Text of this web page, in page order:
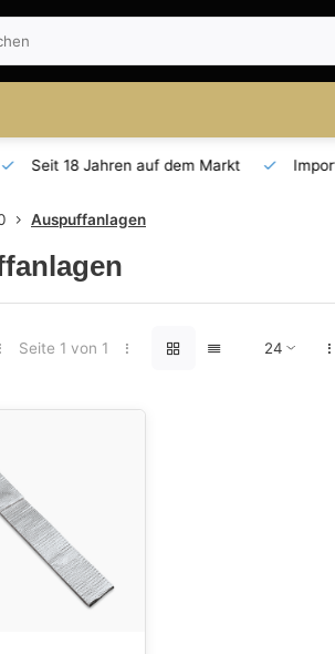
Seit 18 Jahren auf dem Markt
Auspuffanlagen
Seite 1 von 1